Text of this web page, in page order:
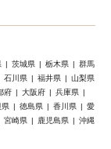
茨城県 栃木県
群馬
石川県 福井県
山梨県
府 大阪府
兵庫県
県 徳島県 香川県
愛
宮崎県 鹿児島県
沖縄